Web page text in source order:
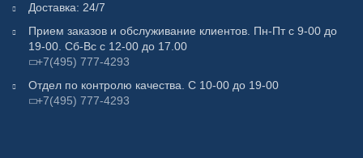
Доставка: 24/7
Прием заказов и обслуживание клиентов. Пн-Пт с 9-00 до
19-00. Сб-Вс с 12-00 до 17.00
+7(495) 777-4293
Отдел по контролю качества. С 10-00 до 19-00
+7(495) 777-4293